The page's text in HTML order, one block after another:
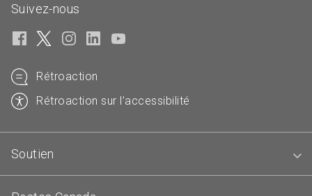
Suivez-nous
Rétroaction
Rétroaction sur l’accessibilité
Soutien